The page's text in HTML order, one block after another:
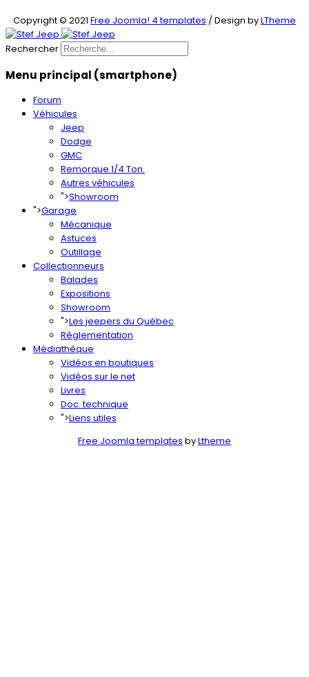
Copyright © 2021 Free Joomla! 4 templates / Design byLTheme
Rechercher
Menu principal (smartphone)
Forum
Véhicules
Jeep
Dodge
GMC
Remorque 1/4 Ton.
Autres véhicules
">Showroom
">Garage
Mécanique
Astuces
Outillage
Collectionneurs
Balades
Expositions
Showroom
">Les jeepers du Québec
Réglementation
Médiathèque
Vidéos en boutiques
Vidéos sur le net
Livres
Doc. technique
">Liens utiles
Free Joomla templates byLtheme